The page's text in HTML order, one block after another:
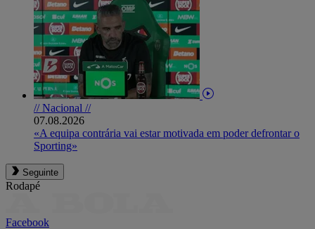
// Nacional //
07.08.2026
«A equipa contrária vai estar motivada em poder defrontar o
Sporting»
Seguinte
Rodapé
Facebook